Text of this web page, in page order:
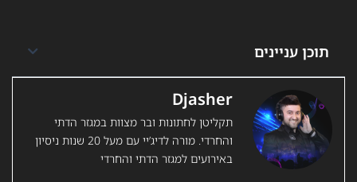
תוכן עניינים
Djasher
תקליטן לחתונות ובר מצוות במגזר הדתי
והחרדי. מורה לדיג’יי עם מעל 20 שנות ניסיון
באירועים למגזר הדתי והחרדי